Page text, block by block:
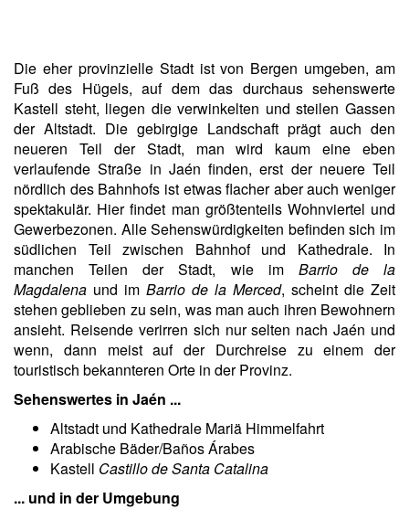
Die eher provinzielle Stadt ist von Bergen umgeben, am
Fuß des Hügels, auf dem das durchaus sehenswerte
Kastell steht, liegen die verwinkelten und steilen Gassen
der Altstadt. Die gebirgige Landschaft prägt auch den
neueren Teil der Stadt, man wird kaum eine eben
verlaufende Straße in Jaén finden, erst der neuere Teil
nördlich des Bahnhofs ist etwas flacher aber auch weniger
spektakulär. Hier findet man größtenteils Wohnviertel und
Gewerbezonen. Alle Sehenswürdigkeiten befinden sich im
südlichen Teil zwischen Bahnhof und Kathedrale. In
manchen Teilen der Stadt, wie im Barrio de la
Magdalena und im Barrio de la Merced, scheint die Zeit
stehen geblieben zu sein, was man auch ihren Bewohnern
ansieht. Reisende verirren sich nur selten nach Jaén und
wenn, dann meist auf der Durchreise zu einem der
touristisch bekannteren Orte in der Provinz.
Sehenswertes in Jaén ...
Altstadt und Kathedrale Mariä Himmelfahrt
Arabische Bäder/Baños Árabes
Kastell Castillo de Santa Catalina
... und in der Umgebung